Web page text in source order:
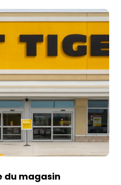
du magasin